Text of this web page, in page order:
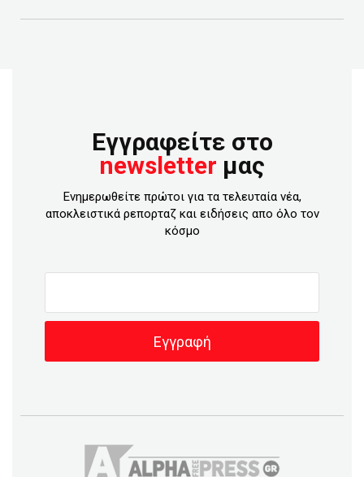
Εγγραφείτε στο
newsletter μας
Ενημερωθείτε πρώτοι για τα τελευταία νέα,
αποκλειστικά ρεπορταζ και ειδήσεις απο όλο τον
κόσμο